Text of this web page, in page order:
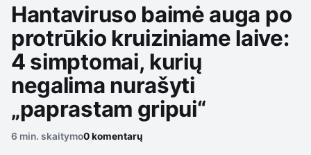
Hantaviruso baimė auga po
protrūkio kruiziniame laive:
4 simptomai, kurių
negalima nurašyti
„paprastam gripui“
6 min. skaitymo0 komentarų